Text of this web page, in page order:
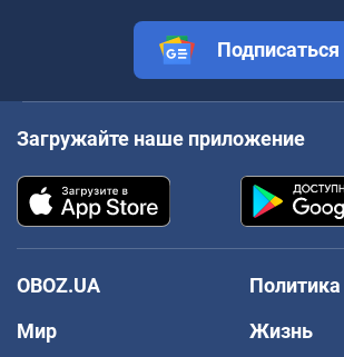
Подписаться
Загружайте наше приложение
OBOZ.UA
Политика
Мир
Жизнь